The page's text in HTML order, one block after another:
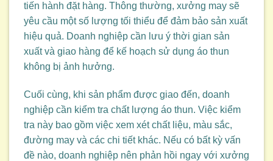
tiến hành đặt hàng. Thông thường, xưởng may sẽ
yêu cầu một số lượng tối thiểu để đảm bảo sản xuất
hiệu quả. Doanh nghiệp cần lưu ý thời gian sản
xuất và giao hàng để kế hoạch sử dụng áo thun
không bị ảnh hưởng.
Cuối cùng, khi sản phẩm được giao đến, doanh
nghiệp cần kiểm tra chất lượng áo thun. Việc kiểm
tra này bao gồm việc xem xét chất liệu, màu sắc,
đường may và các chi tiết khác. Nếu có bất kỳ vấn
đề nào, doanh nghiệp nên phản hồi ngay với xưởng